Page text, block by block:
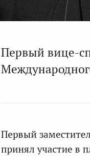
Первый вице-
Первый
принял участие в